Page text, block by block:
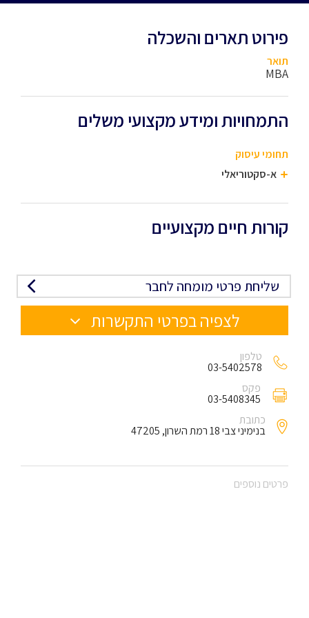
פירוט תארים והשכלה
תואר
MBA
התמחויות ומידע מקצועי משלים
תחומי עיסוק
א-סקטוריאלי
קורות חיים מקצועיים
שליחת פרטי מומחה לחבר
לצפיה בפרטי התקשרות
טלפון
03-5402578
פקס
03-5408345
כתובת
בנימיני צבי 18 רמת השרון, 47205
פרטים נוספים